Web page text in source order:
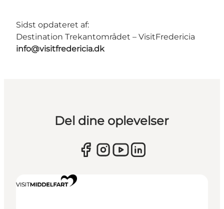
Sidst opdateret af:
Destination Trekantområdet – VisitFredericia
info@visitfredericia.dk
Del dine oplevelser